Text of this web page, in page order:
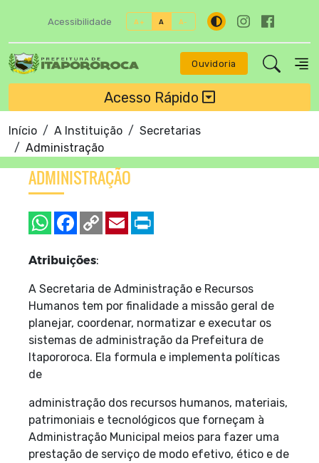
Acessibilidade A+ A A-
Ouvidoria
Acesso Rápido
Início A Instituição
Secretarias
Administração
ADMINISTRAÇÃO
Atribuições:
A Secretaria de Administração e Recursos
Humanos tem por finalidade a missão geral de
planejar, coordenar, normatizar e executar os
sistemas de administração da Prefeitura de
Itapororoca. Ela formula e implementa políticas
de
administração dos recursos humanos, materiais,
patrimoniais e tecnológicos que forneçam à
Administração Municipal meios para fazer uma
prestação de serviço de modo efetivo, ético e de